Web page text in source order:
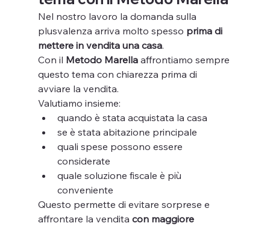
Nel nostro lavoro la domanda sulla
plusvalenza arriva molto spesso prima di
mettere in vendita una casa.
Con il Metodo Marella affrontiamo sempre
questo tema con chiarezza prima di
avviare la vendita.
Valutiamo insieme:
quando è stata acquistata la casa
se è stata abitazione principale
quali spese possono essere
considerate
quale soluzione fiscale è più
conveniente
Questo permette di evitare sorprese e
affrontare la vendita con maggiore